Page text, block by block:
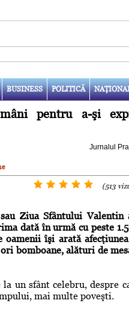
BUSINESS POLITICĂ
pentru a-şi
Jurnalul
(513
Ziua Sfântului Valentin
dată în urmă cu peste
oamenii îşi arată
bomboane, alături de
un sfânt celebru, despre
mai multe poveşti.